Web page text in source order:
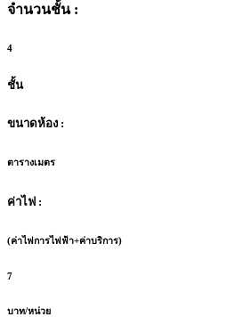
จำนวนชั้น :
4
ชั้น
ขนาดห้อง :
ตารางเมตร
ค่าไฟ :
(ค่าไฟการไฟฟ้า+ค่าบริการ)
7
บาท/หน่วย